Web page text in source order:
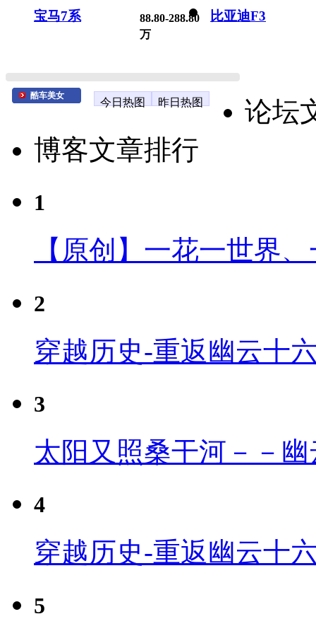
宝马7系
88.80-288.80
万
比亚迪F3
酷车美女
今日热图 昨日热图
论坛
博客文章排行
1
【原创】一花一世界
2
穿越历史-重返幽云十
3
太阳又照桑干河－－
4
穿越历史-重返幽云十
5